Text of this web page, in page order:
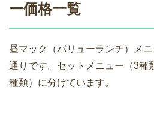
ー価格一覧
昼マック（バリューランチ）メ
通りです。セットメニュー（3種
種類）に分けています。